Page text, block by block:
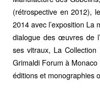
(rétrospective en 2012),
2014 avec l’exposition La
dialogue des œuvres de
ses vitraux, La
Grimaldi Forum à
éditions et monographies